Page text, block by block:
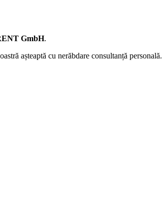
GmbH.
așteaptă cu nerăbdare consultanță personală.